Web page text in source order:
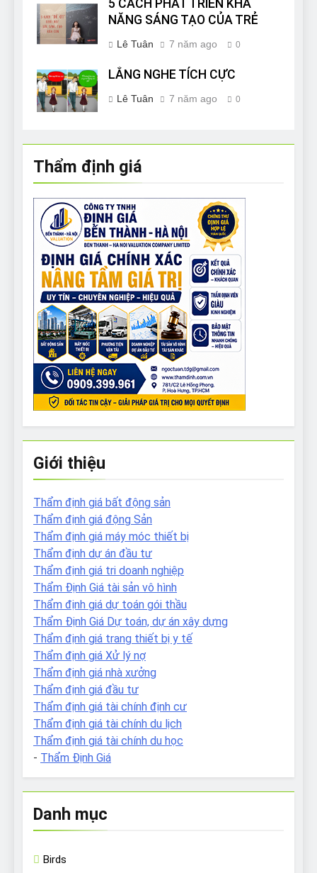
5 CÁCH PHÁT TRIỂN KHẢ
NĂNG SÁNG TẠO CỦA TRẺ
Lê Tuân 7 năm ago 0
LẮNG NGHE TÍCH CỰC
Lê Tuân 7 năm ago 0
Thẩm định giá
Giới thiệu
Thẩm định giá bất động sản
Thẩm định giá động Sản
Thẩm định giá máy móc thiết bị
Thẩm định dự án đầu tư
Thẩm định giá tri doanh nghiệp
Thẩm Định Giá tài sản vô hình
Thẩm định giá dự toán gói thầu
Thẩm Định Giá Dự toán, dự án xây dựng
Thẩm định giá trang thiết bị y tế
Thẩm định giá Xử lý nợ
Thẩm định giá nhà xưởng
Thẩm định giá đầu tư
Thẩm định giá tài chính định cư
Thẩm định giá tài chính du lịch
Thẩm định giá tài chính du học
- Thẩm Định Giá
Danh mục
Birds